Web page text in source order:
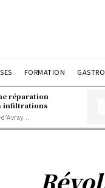
FORMATION
réparation
infiltrations